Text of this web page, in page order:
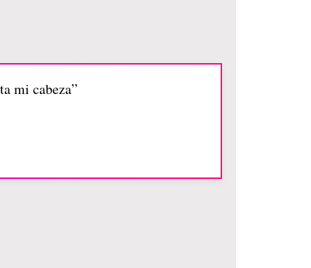
mi cabeza”